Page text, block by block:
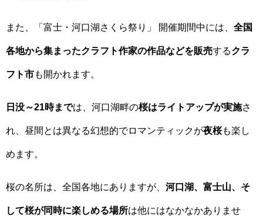
また、「富士・河口湖さくら祭り」 開催期間中には、 全国
各地から集まったクラフト作家の作品などを販売するクラ
フト市も開かれます。
日没～21時までは、河口湖畔の桜はライトアップが実施さ
れ、昼間とは異なる幻想的でロマンティックが夜桜も楽し
めます。
桜の名所は、全国各地にありますが、 河口湖、富士山、そ
して桜が同時に楽しめる場所は他にはなかなかありませ